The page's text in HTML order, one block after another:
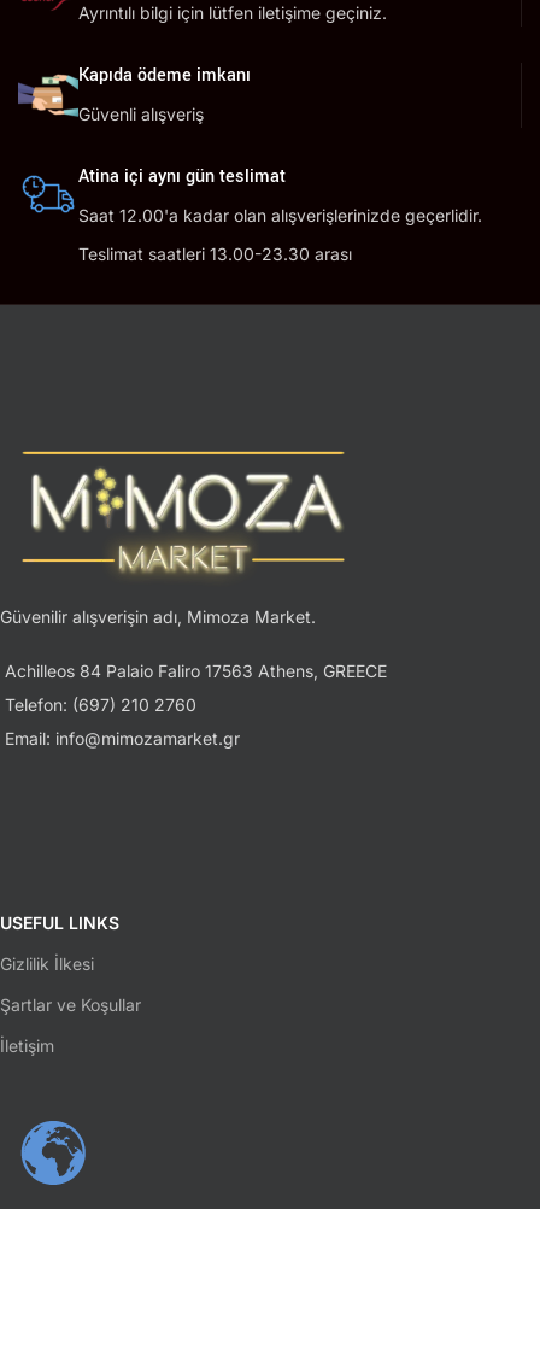
Ayrıntılı bilgi için lütfen iletişime geçiniz.
Kapıda ödeme imkanı
Güvenli alışveriş
Atina içi aynı gün teslimat
Saat 12.00'a kadar olan alışverişlerinizde geçerlidir.
Teslimat saatleri 13.00-23.30 arası
Güvenilir alışverişin adı, Mimoza Market.
Achilleos 84 Palaio Faliro 17563 Athens, GREECE
Telefon: (697) 210 2760
Email: info@mimozamarket.gr
USEFUL LINKS
Gizlilik İlkesi
Şartlar ve Koşullar
İletişim